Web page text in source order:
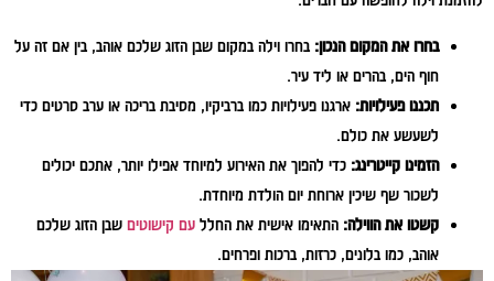
בחרו את המקום הנכון: בחרו וילה במקום שבן הזוג שלכם אוהב, בין אם זה על
חוף הים, בהרים או ליד עיר.
תכננו פעילויות: ארגנו פעילויות כמו ברביקיו, מסיבת בריכה או ערב סרטים כדי
לשעשע את כולם.
הזמינו קייטרינג: כדי להפוך את האירוע למיוחד אפילו יותר, אתכם יכולים
לשכור שף שיכין ארוחת יום הולדת מיוחדת.
קשטו את הווילה: התאימו אישית את החלל עם קישוטים שבן הזוג שלכם
אוהב, כמו בלונים, כרזות, ברכות ופרחים.